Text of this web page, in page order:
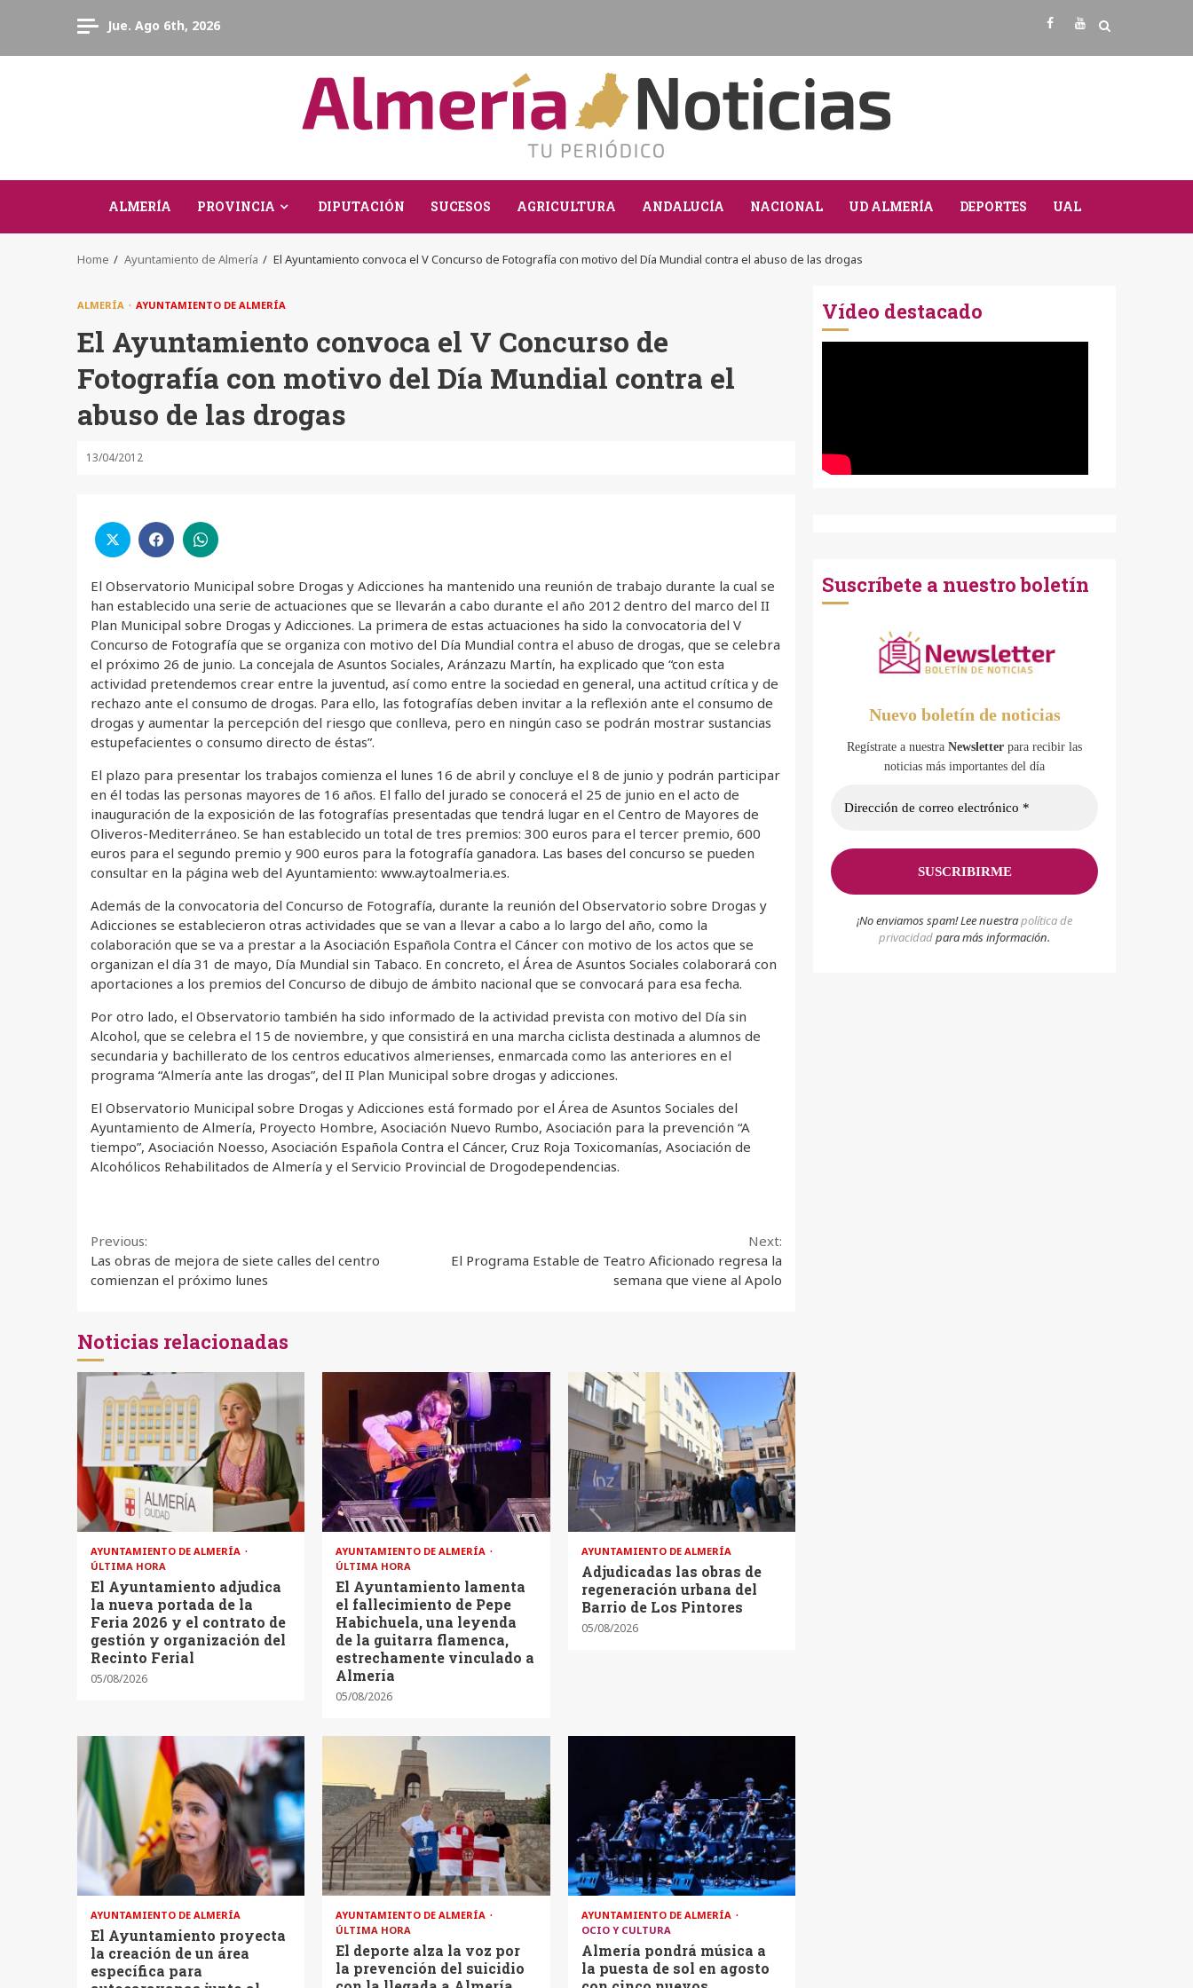
Jue. Ago 6th, 2026 Facebook
Youtube
ALMERÍA PROVINCIA DIPUTACIÓN SUCESOS AGRICULTURA ANDALUCÍA NACIONAL UD ALMERÍA DEPORTES UAL
Home Ayuntamiento de Almería El Ayuntamiento convoca el V Concurso de Fotografía con motivo del Día Mundial contra el abuso de las drogas
ALMERÍA AYUNTAMIENTO DE ALMERÍA
El Ayuntamiento convoca el V Concurso de
Fotografía con motivo del Día Mundial contra el
abuso de las drogas
13/04/2012
El Observatorio Municipal sobre Drogas y Adicciones ha mantenido una reunión de trabajo durante la cual se
han establecido una serie de actuaciones que se llevarán a cabo durante el año 2012 dentro del marco del II
Plan Municipal sobre Drogas y Adicciones. La primera de estas actuaciones ha sido la convocatoria del V
Concurso de Fotografía que se organiza con motivo del Día Mundial contra el abuso de drogas, que se celebra
el próximo 26 de junio. La concejala de Asuntos Sociales, Aránzazu Martín, ha explicado que “con esta
actividad pretendemos crear entre la juventud, así como entre la sociedad en general, una actitud crítica y de
rechazo ante el consumo de drogas. Para ello, las fotografías deben invitar a la reflexión ante el consumo de
drogas y aumentar la percepción del riesgo que conlleva, pero en ningún caso se podrán mostrar sustancias
estupefacientes o consumo directo de éstas”.
El plazo para presentar los trabajos comienza el lunes 16 de abril y concluye el 8 de junio y podrán participar
en él todas las personas mayores de 16 años. El fallo del jurado se conocerá el 25 de junio en el acto de
inauguración de la exposición de las fotografías presentadas que tendrá lugar en el Centro de Mayores de
Oliveros-Mediterráneo. Se han establecido un total de tres premios: 300 euros para el tercer premio, 600
euros para el segundo premio y 900 euros para la fotografía ganadora. Las bases del concurso se pueden
consultar en la página web del Ayuntamiento: www.aytoalmeria.es.
Además de la convocatoria del Concurso de Fotografía, durante la reunión del Observatorio sobre Drogas y
Adicciones se establecieron otras actividades que se van a llevar a cabo a lo largo del año, como la
colaboración que se va a prestar a la Asociación Española Contra el Cáncer con motivo de los actos que se
organizan el día 31 de mayo, Día Mundial sin Tabaco. En concreto, el Área de Asuntos Sociales colaborará con
aportaciones a los premios del Concurso de dibujo de ámbito nacional que se convocará para esa fecha.
Por otro lado, el Observatorio también ha sido informado de la actividad prevista con motivo del Día sin
Alcohol, que se celebra el 15 de noviembre, y que consistirá en una marcha ciclista destinada a alumnos de
secundaria y bachillerato de los centros educativos almerienses, enmarcada como las anteriores en el
programa “Almería ante las drogas”, del II Plan Municipal sobre drogas y adicciones.
El Observatorio Municipal sobre Drogas y Adicciones está formado por el Área de Asuntos Sociales del
Ayuntamiento de Almería, Proyecto Hombre, Asociación Nuevo Rumbo, Asociación para la prevención “A
tiempo”, Asociación Noesso, Asociación Española Contra el Cáncer, Cruz Roja Toxicomanías, Asociación de
Alcohólicos Rehabilitados de Almería y el Servicio Provincial de Drogodependencias.
Continue
Reading
Previous:
Las obras de mejora de siete calles del centro
comienzan el próximo lunes
Next:
El Programa Estable de Teatro Aficionado regresa la
semana que viene al Apolo
Noticias relacionadas
AYUNTAMIENTO DE ALMERÍA
ÚLTIMA HORA
El Ayuntamiento adjudica
la nueva portada de la
Feria 2026 y el contrato de
gestión y organización del
Recinto Ferial
05/08/2026
AYUNTAMIENTO DE ALMERÍA
ÚLTIMA HORA
El Ayuntamiento lamenta
el fallecimiento de Pepe
Habichuela, una leyenda
de la guitarra flamenca,
estrechamente vinculado a
Almería
05/08/2026
AYUNTAMIENTO DE ALMERÍA
Adjudicadas las obras de
regeneración urbana del
Barrio de Los Pintores
05/08/2026
AYUNTAMIENTO DE ALMERÍA
El Ayuntamiento proyecta
la creación de un área
específica para
AYUNTAMIENTO DE ALMERÍA
ÚLTIMA HORA
El deporte alza la voz por
la prevención del suicidio
AYUNTAMIENTO DE ALMERÍA
OCIO Y CULTURA
Almería pondrá música a
la puesta de sol en agosto
Vídeo destacado
Suscríbete a nuestro boletín
Nuevo boletín de noticias
Regístrate a nuestra Newsletter para recibir las
noticias más importantes del día
¡No enviamos spam! Lee nuestrapolítica de
privacidadpara más información.